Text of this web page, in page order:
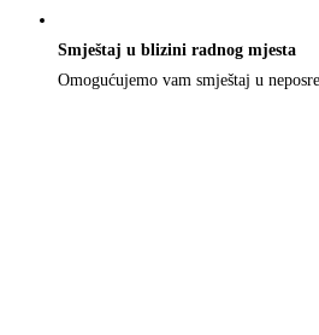
Smještaj u blizini radnog mjesta
Omogućujemo vam smještaj u